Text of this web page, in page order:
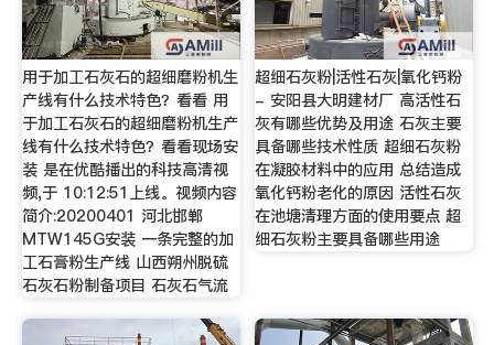
用于加工石灰石的超细磨粉机生
产线有什么技术特色？看看 用
于加工石灰石的超细磨粉机生产
线有什么技术特色？看看现场安
装 是在优酷播出的科技高清视
频,于 10:12:51上线。视频内容
简介:20200401 河北邯郸
MTW145G安装 一条完整的加
工石膏粉生产线 山西朔州脱硫
石灰石粉制备项目 石灰石气流
超细石灰粉|活性石灰|氧化钙粉
- 安阳县大明建材厂 高活性石
灰有哪些优势及用途 石灰主要
具备哪些技术性质 超细石灰粉
在凝胶材料中的应用 总结造成
氧化钙粉老化的原因 活性石灰
在池塘清理方面的使用要点 超
细石灰粉主要具备哪些用途